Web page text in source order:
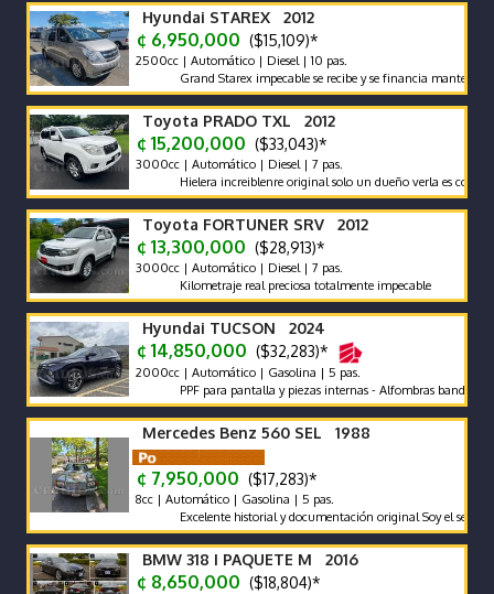
Hyundai STAREX 2012
¢ 6,950,000 ($15,109)*
2500cc | Automático | Diesel | 10 pas.
Grand Starex impecable se recibe y se financia mantenimiento
Toyota PRADO TXL 2012
¢ 15,200,000 ($33,043)*
3000cc | Automático | Diesel | 7 pas.
Hielera increiblenre original solo un dueño verla es comprarla
Toyota FORTUNER SRV 2012
¢ 13,300,000 ($28,913)*
3000cc | Automático | Diesel | 7 pas.
Kilometraje real preciosa totalmente impecable
Hyundai TUCSON 2024
¢ 14,850,000 ($32,283)*
2000cc | Automático | Gasolina | 5 pas.
PPF para pantalla y piezas internas - Alfombras bandeja -
Mercedes Benz 560 SEL 1988
¢ 7,950,000 ($17,283)*
8cc | Automático | Gasolina | 5 pas.
Excelente historial y documentación original Soy el segundo
BMW 318 I PAQUETE M 2016
¢ 8,650,000 ($18,804)*